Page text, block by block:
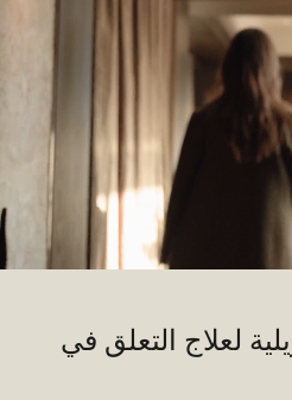
لعلاج التعلق في